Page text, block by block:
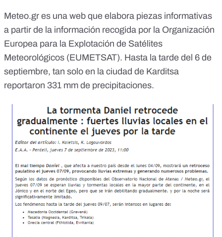
Meteo.gr es una web que elabora piezas informativas
a partir de la información recogida por la Organización
Europea para la Explotación de Satélites
Meteorológicos (EUMETSAT). Hasta la tarde del 6 de
septiembre, tan solo en la ciudad de Karditsa
reportaron 331 mm de precipitaciones.